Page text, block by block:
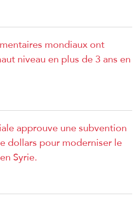
mondiaux ont
niveau en plus de 3 ans en
approuve une subvention
dollars pour moderniser le
Syrie.